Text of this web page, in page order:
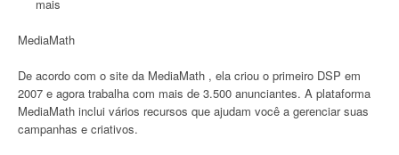
mais
MediaMath
De acordo com o site da MediaMath , ela criou o primeiro DSP em
2007 e agora trabalha com mais de 3.500 anunciantes. A plataforma
MediaMath inclui vários recursos que ajudam você a gerenciar suas
campanhas e criativos.